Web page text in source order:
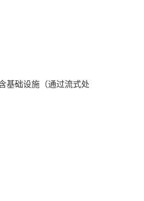
基础设施（通过流式处